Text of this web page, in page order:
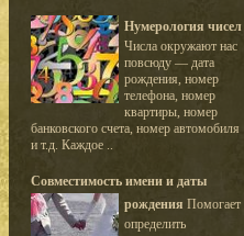
Нумерология чисел
Числа окружают нас
повсюду — дата
рождения, номер
телефона, номер
квартиры, номер
банковского счета, номер автомобиля
и т.д. Каждое ..
Совместимость имени и даты
рождения Помогает
определить